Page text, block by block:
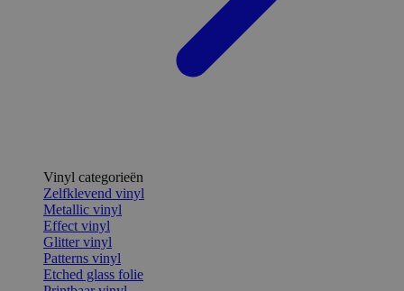
Vinyl categorieën
Zelfklevend vinyl
Metallic vinyl
Effect vinyl
Glitter vinyl
Patterns vinyl
Etched glass folie